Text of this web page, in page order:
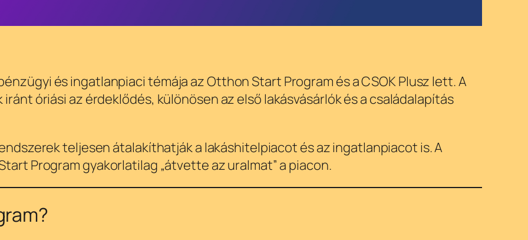
és ingatlanpiaci témája az Otthon Start Program és a CSOK Plusz lett. A
óriási az érdeklődés, különösen az első lakásvásárlók és a családalapítás
teljesen átalakíthatják a lakáshitelpiacot és az ingatlanpiacot is. A
Program gyakorlatilag „átvette az uralmat” a piacon.